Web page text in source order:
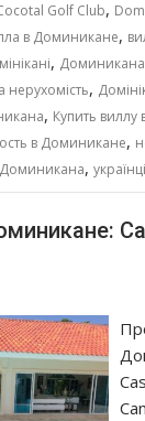
а
в
и
т
ь
Golf Club,
в Доминикане,
, Доминикана
нерухомість,
, Купить виллу
в Доминикане,
,